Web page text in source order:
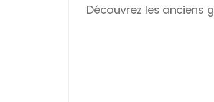
Découvrez les anciens